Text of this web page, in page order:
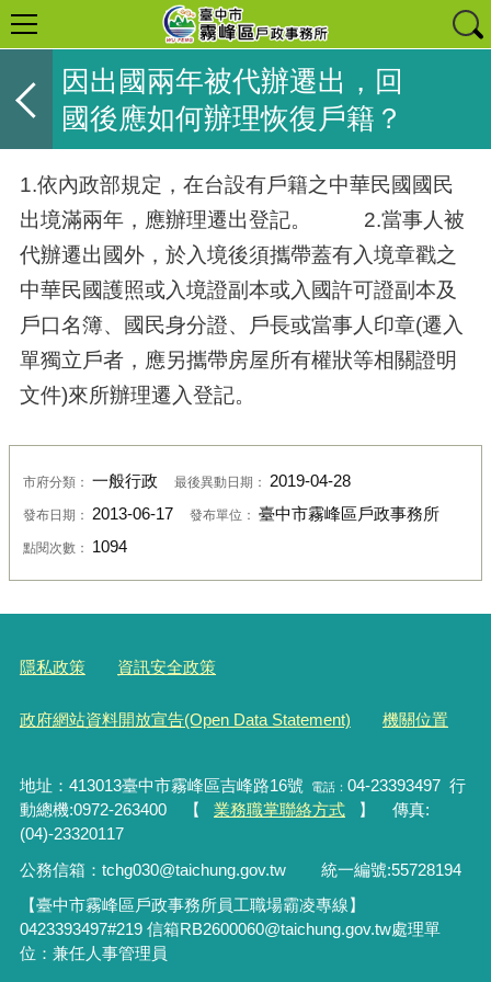
因出國兩年被代辦遷出，回
國後應如何辦理恢復戶籍？
1.依內政部規定，在台設有戶籍之中華民國國民
出境滿兩年，應辦理遷出登記。 2.當事人被
代辦遷出國外，於入境後須攜帶蓋有入境章戳之
中華民國護照或入境證副本或入國許可證副本及
戶口名簿、國民身分證、戶長或當事人印章(遷入
單獨立戶者，應另攜帶房屋所有權狀等相關證明
文件)來所辦理遷入登記。
市府分類： 一般行政 最後異動日期： 2019-04-28
發布日期： 2013-06-17 發布單位： 臺中市霧峰區戶政事務所
點閱次數： 1094
隱私政策 資訊安全政策
政府網站資料開放宣告(Open Data Statement) 機關位置
地址：413013臺中市霧峰區吉峰路16號 電話： 04-23393497 行
動總機:0972-263400 【
業務職掌聯絡方式
】 傳真:
(04)-23320117
公務信箱：tchg030@taichung.gov.tw統一編號:55728194
【臺中市霧峰區戶政事務所員工職場霸凌專線】
0423393497#219 信箱RB2600060@taichung.gov.tw處理單
位：兼任人事管理員